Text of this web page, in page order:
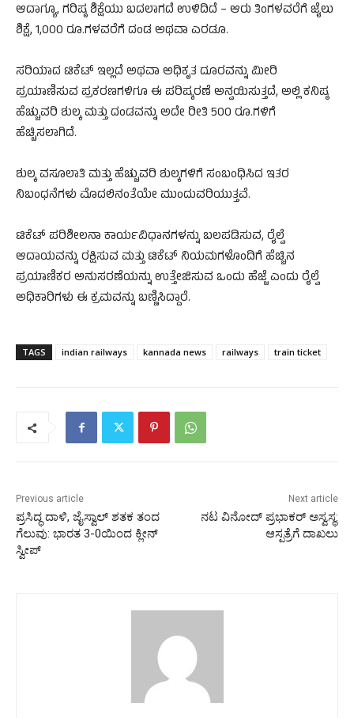
ಆದಾಗ್ಯೂ, ಗರಿಷ್ಠ ಶಿಕ್ಷೆಯು ಬದಲಾಗದೆ ಉಳಿದಿದೆ – ಆರು ತಿಂಗಳವರೆಗೆ ಜೈಲು
ಶಿಕ್ಷೆ, 1,000 ರೂ.ಗಳವರೆಗೆ ದಂಡ ಅಥವಾ ಎರಡೂ.
ಸರಿಯಾದ ಟಿಕೆಟ್ ಇಲ್ಲದೆ ಅಥವಾ ಅಧಿಕೃತ ದೂರವನ್ನು ಮೀರಿ
ಪ್ರಯಾಣಿಸುವ ಪ್ರಕರಣಗಳಿಗೂ ಈ ಪರಿಷ್ಕರಣೆ ಅನ್ವಯಿಸುತ್ತದೆ, ಅಲ್ಲಿ ಕನಿಷ್ಠ
ಹೆಚ್ಚುವರಿ ಶುಲ್ಕ ಮತ್ತು ದಂಡವನ್ನು ಅದೇ ರೀತಿ 500 ರೂ.ಗಳಿಗೆ
ಹೆಚ್ಚಿಸಲಾಗಿದೆ.
ಶುಲ್ಕ ವಸೂಲಾತಿ ಮತ್ತು ಹೆಚ್ಚುವರಿ ಶುಲ್ಕಗಳಿಗೆ ಸಂಬಂಧಿಸಿದ ಇತರ
ನಿಬಂಧನೆಗಳು ಮೊದಲಿನಂತೆಯೇ ಮುಂದುವರಿಯುತ್ತವೆ.
ಟಿಕೆಟ್ ಪರಿಶೀಲನಾ ಕಾರ್ಯವಿಧಾನಗಳನ್ನು ಬಲಪಡಿಸುವ, ರೈಲ್ವೆ
ಆದಾಯವನ್ನು ರಕ್ಷಿಸುವ ಮತ್ತು ಟಿಕೆಟ್ ನಿಯಮಗಳೊಂದಿಗೆ ಹೆಚ್ಚಿನ
ಪ್ರಯಾಣಿಕರ ಅನುಸರಣೆಯನ್ನು ಉತ್ತೇಜಿಸುವ ಒಂದು ಹೆಜ್ಜೆ ಎಂದು ರೈಲ್ವೆ
ಅಧಿಕಾರಿಗಳು ಈ ಕ್ರಮವನ್ನು ಬಣ್ಣಿಸಿದ್ದಾರೆ.
TAGS indian railways kannada news railways train ticket
Previous article
ಪ್ರಸಿದ್ಧ ದಾಳಿ, ಜೈಸ್ವಾಲ್ ಶತಕ ತಂದ
ಗೆಲುವು: ಭಾರತ 3-0ಯಿಂದ ಕ್ಲೀನ್
ಸ್ವೀಪ್
Next article
ನಟ ವಿನೋದ್ ಪ್ರಭಾಕರ್ ಅಸ್ವಸ್ಥ:
ಆಸ್ಪತ್ರೆಗೆ ದಾಖಲು